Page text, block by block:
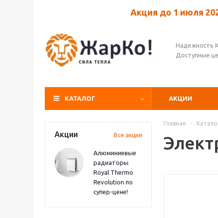
Акция до 1 июля
Надежность
Доступные
КАТАЛОГ АКЦИИ
Акции Все акции
Алюминиевые
радиаторы
Royal Thermo
Revolution по
супер-цене!
Главная -